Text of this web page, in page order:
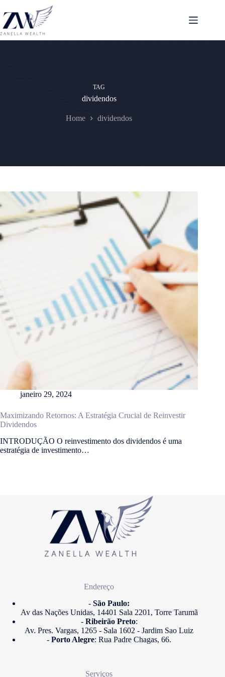
para
conteúdo
TAG
dividendos
Home dividendos
janeiro 29, 2024
Maximizando Retornos: A Estratégia Crucial de Reinvestir
Dividendos
INTRODUÇÃO O reinvestimento dos dividendos é uma
estratégia de investimento…
Endereço
- São Paulo:
Av das Nações Unidas, 14401 Sala 2201, Torre Tarumã
-Ribeirão Preto:
Av. Pres. Vargas, 1265 - Sala 1602 - Jardim Sao Luiz
-Porto Alegre: Rua Padre Chagas, 66.
Serviços